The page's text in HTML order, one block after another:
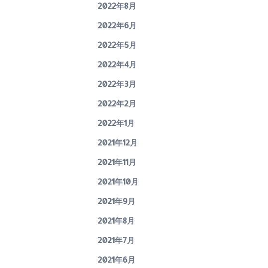
2022年8月
2022年6月
2022年5月
2022年4月
2022年3月
2022年2月
2022年1月
2021年12月
2021年11月
2021年10月
2021年9月
2021年8月
2021年7月
2021年6月